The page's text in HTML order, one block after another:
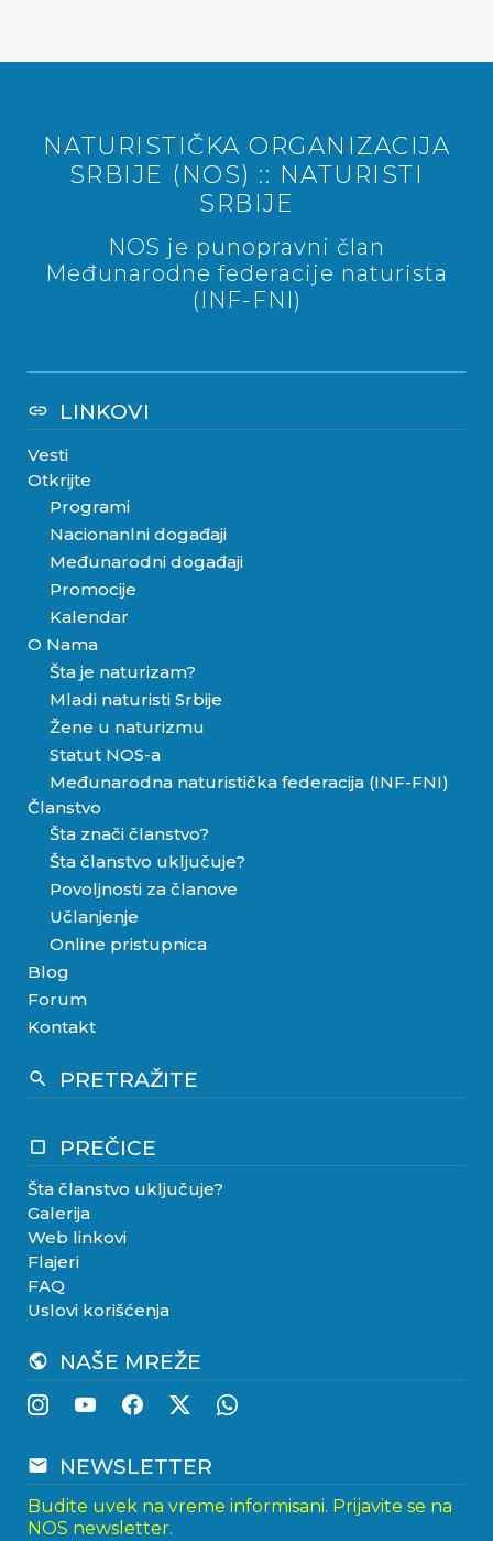
NATURISTIČKA ORGANIZACIJA
SRBIJE (NOS) :: NATURISTI
SRBIJE
NOS je punopravni član
Međunarodne federacije naturista
(INF-FNI)
link LINKOVI
Vesti
Otkrijte
Programi
Nacionanlni događaji
Međunarodni događaji
Promocije
Kalendar
O Nama
Šta je naturizam?
Mladi naturisti Srbije
Žene u naturizmu
Statut NOS-a
Međunarodna naturistička federacija (INF-FNI)
Članstvo
Šta znači članstvo?
Šta članstvo uključuje?
Povoljnosti za članove
Učlanjenje
Online pristupnica
Blog
Forum
Kontakt
search PRETRAŽITE
crop_square PREČICE
Šta članstvo uključuje?
Galerija
Web linkovi
Flajeri
FAQ
Uslovi korišćenja
public NAŠE MREŽE
email NEWSLETTER
Budite uvek na vreme informisani. Prijavite se na
NOS newsletter.